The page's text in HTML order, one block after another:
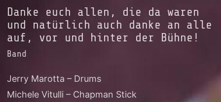
Danke euch allen, die da waren
und natürlich auch danke an alle
auf, vor und hinter der Bühne!
Band
Jerry Marotta – Drums
Michele Vitulli – Chapman Stick